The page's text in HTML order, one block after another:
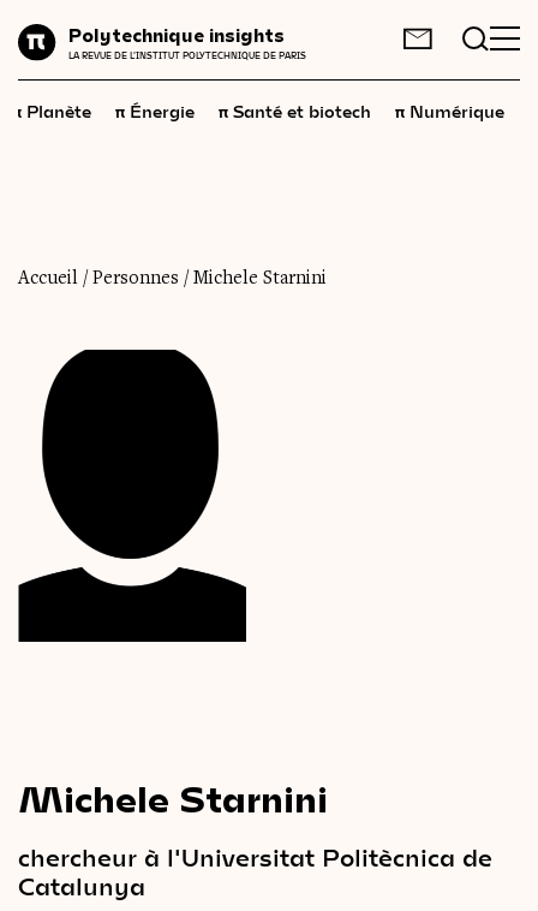
Polytechnique insights
LA REVUE DE L'INSTITUT POLYTECHNIQUE DE PARIS
Énergie
Santé
et biotech
Économie
Science
technologies
Société
Géopolitique
Neurosciences
Le
magazine
3,14
FR EN
π Planète π Énergie π Santé et biotech π Numérique
Accueil / Personnes / Michele Starnini
Michele Starnini
chercheur à l'Universitat Politècnica de
Catalunya